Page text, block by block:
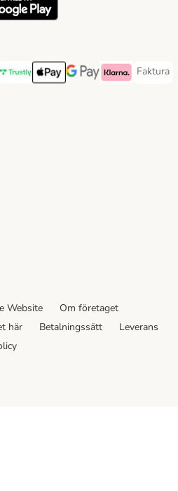
Method
Payment Method
Trustly Payment Method
Apple Pay Payment Method
Googple Pay Payment
Klarna Payment
Faktura
Faktura
Website
Om företaget
här Betalningssätt
Leverans